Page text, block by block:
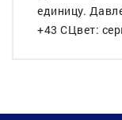
единицу.
+43 CЦвет: